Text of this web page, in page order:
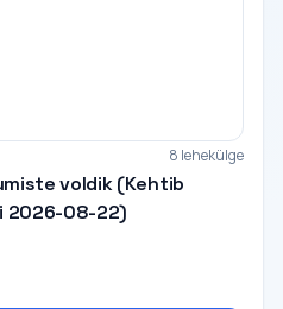
8 lehekülge
voldik (Kehtib
2026-08-22)